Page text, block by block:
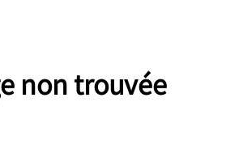
non trouvée